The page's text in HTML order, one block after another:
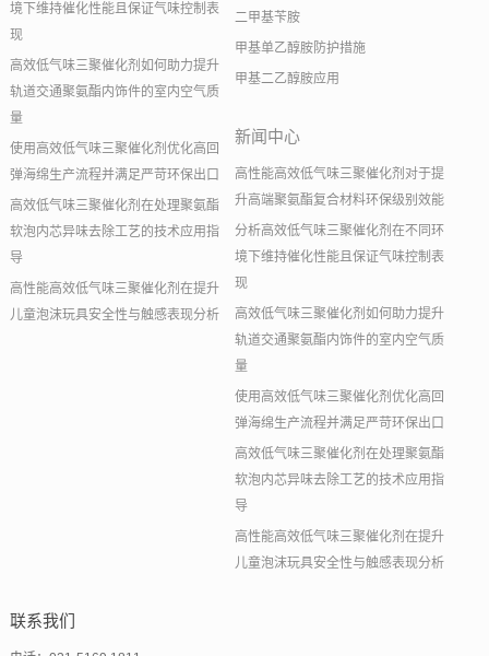
境下维持催化性能且保证气味控制表
现
高效低气味三聚催化剂如何助力提升
轨道交通聚氨酯内饰件的室内空气质
量
使用高效低气味三聚催化剂优化高回
弹海绵生产流程并满足严苛环保出口
高效低气味三聚催化剂在处理聚氨酯
软泡内芯异味去除工艺的技术应用指
导
高性能高效低气味三聚催化剂在提升
儿童泡沫玩具安全性与触感表现分析
二甲基苄胺
甲基单乙醇胺防护措施
甲基二乙醇胺应用
新闻中心
高性能高效低气味三聚催化剂对于提
升高端聚氨酯复合材料环保级别效能
分析高效低气味三聚催化剂在不同环
境下维持催化性能且保证气味控制表
现
高效低气味三聚催化剂如何助力提升
轨道交通聚氨酯内饰件的室内空气质
量
使用高效低气味三聚催化剂优化高回
弹海绵生产流程并满足严苛环保出口
高效低气味三聚催化剂在处理聚氨酯
软泡内芯异味去除工艺的技术应用指
导
高性能高效低气味三聚催化剂在提升
儿童泡沫玩具安全性与触感表现分析
联系我们